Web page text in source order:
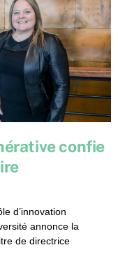
confie
d’innovation
annonce la
de directrice